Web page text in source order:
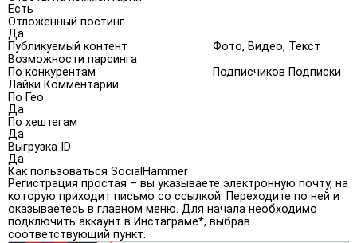
Есть
Отложенный постинг
Да
Публикуемый контент
Фото, Видео, Текст
Возможности парсинга
По конкурентам
Подписчиков Подписки
Лайки Комментарии
По Гео
Да
По хештегам
Да
Выгрузка ID
Да
Как пользоваться SocialHammer
Регистрация простая – вы указываете электронную почту, на
которую приходит письмо со ссылкой. Переходите по ней и
оказываетесь в главном меню. Для начала необходимо
подключить аккаунт в Инстаграме*, выбрав
соответствующий пункт.